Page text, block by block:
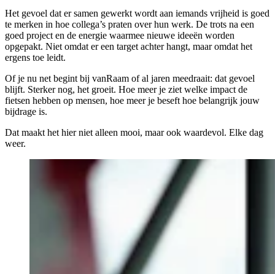
Het gevoel dat er samen gewerkt wordt aan iemands vrijheid is goed
te merken in hoe collega’s praten over hun werk. De trots na een
goed project en de energie waarmee nieuwe ideeën worden
opgepakt. Niet omdat er een target achter hangt, maar omdat het
ergens toe leidt.
Of je nu net begint bij vanRaam of al jaren meedraait: dat gevoel
blijft. Sterker nog, het groeit. Hoe meer je ziet welke impact de
fietsen hebben op mensen, hoe meer je beseft hoe belangrijk jouw
bijdrage is.
Dat maakt het hier niet alleen mooi, maar ook waardevol. Elke dag
weer.